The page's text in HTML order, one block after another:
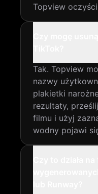
Topview
Tak. Topview
nazwy
plakietki
rezultaty,
filmu i użyj
wodny pojawi